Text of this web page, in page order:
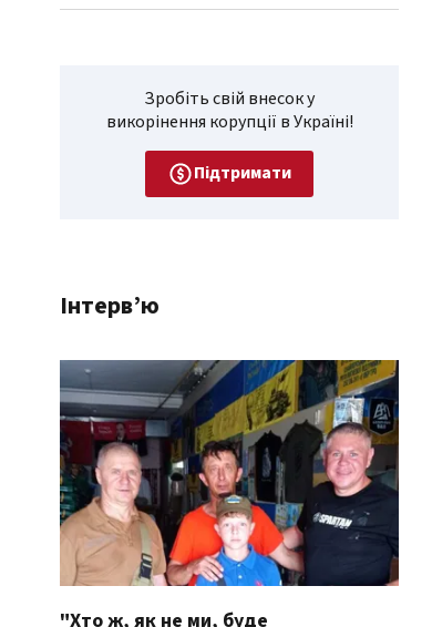
Зробіть свій внесок у
викорінення корупції в Україні!
Підтримати
Інтерв’ю
"Хто ж, як не ми, буде